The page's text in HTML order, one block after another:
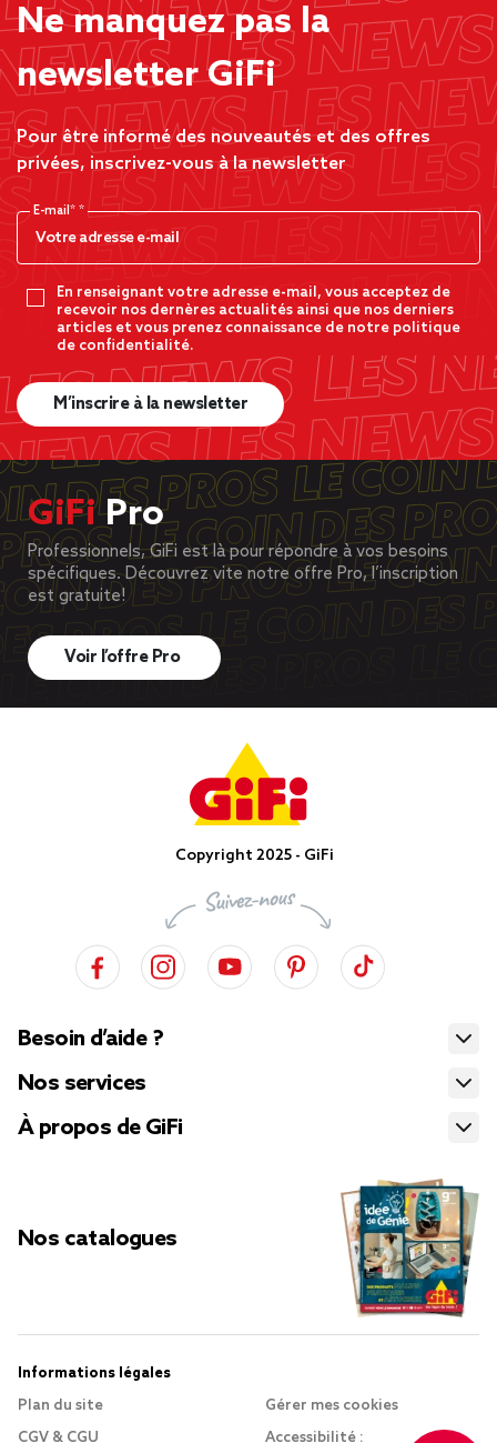
Ne manquez pas la
newsletter GiFi
Pour être informé des nouveautés et des offres
privées, inscrivez-vous à la newsletter
E-mail*
En renseignant votre adresse e-mail, vous acceptez de
recevoir nos dernères actualités ainsi que nos derniers
articles et vous prenez connaissance de notre politique
de confidentialité.
M’inscrire à la newsletter
GiFiPro
Professionnels, GiFi est là pour répondre à vos besoins
spécifiques. Découvrez vite notre offre Pro, l’inscription
est gratuite!
Voir l’offre Pro
Copyright 2025 - GiFi
Besoin d’aide ?
Nos services
À propos de GiFi
Nos catalogues
Informations légales
Plan du site
CGV & CGU
Gérer mes cookies
Accessibilité :